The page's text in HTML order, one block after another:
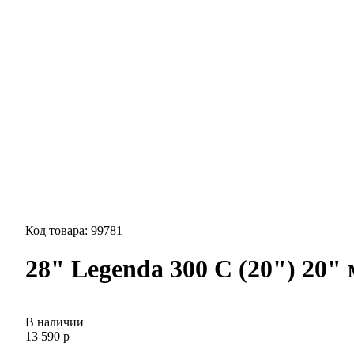
Код товара: 99781
28" Legenda 300 C (20")
В наличии
13 590 р